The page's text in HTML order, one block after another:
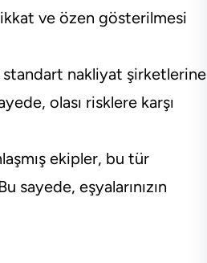
ve özen gösterilmesi
standart nakliyat şirketlerine
olası risklere karşı
ekipler, bu tür
sayede, eşyalarınızın